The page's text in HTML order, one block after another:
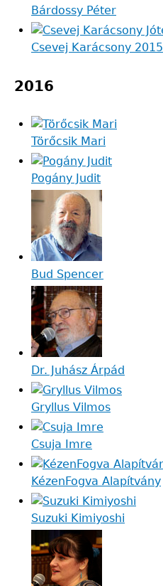
Bárdossy Péter
Csevej Karácsony 2015
2016
Törőcsik Mari
Pogány Judit
Bud Spencer
Dr. Juhász Árpád
Gryllus Vilmos
Csuja Imre
KézenFogva Alapítvány
Suzuki Kimiyoshi